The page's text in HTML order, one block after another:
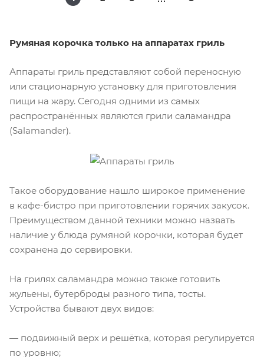
Румяная корочка только на аппаратах гриль
Аппараты гриль представляют собой переносную
или стационарную установку для приготовления
пищи на жару. Сегодня одними из самых
распространённых являются грили саламандра
(Salamandеr).
Такое оборудование нашло широкое применение
в кафе-бистро при приготовлении горячих закусок.
Преимуществом данной техники можно назвать
наличие у блюда румяной корочки, которая будет
сохранена до сервировки.
На грилях саламандра можно также готовить
жульены, бутерброды разного типа, тосты.
Устройства бывают двух видов:
— подвижный верх и решётка, которая регулируется
по уровню;